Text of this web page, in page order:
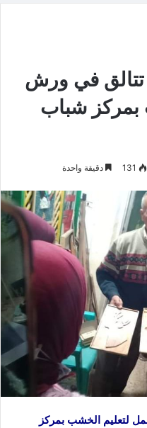
تتالق في ورش
بمركز شباب
131 دقيقة واحدة
لتعليم الخشب بمركز